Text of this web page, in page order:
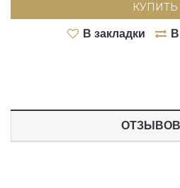
КУПИТЬ
В закладки
ОТЗЫВОВ